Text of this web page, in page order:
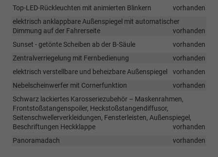
Top-LED-Rückleuchten mit animierten Blinkern
vorhanden
elektrisch anklappbare Außenspiegel mit automatischer
Dimmung auf der Fahrerseite
vorhanden
Sunset - getönte Scheiben ab der B-Säule
vorhanden
Zentralverriegelung mit Fernbedienung
vorhanden
elektrisch verstellbare und beheizbare Außenspiegel
vorhanden
Nebelscheinwerfer mit Cornerfunktion
vorhanden
Schwarz lackiertes Karosseriezubehör – Maskenrahmen,
Frontstoßstangenspoiler, Heckstoßstangendiffusor,
Seitenschwellerverkleidungen, Fensterleisten, Außenspiegel,
Beschriftungen Heckklappe
vorhanden
Panoramadach
vorhanden